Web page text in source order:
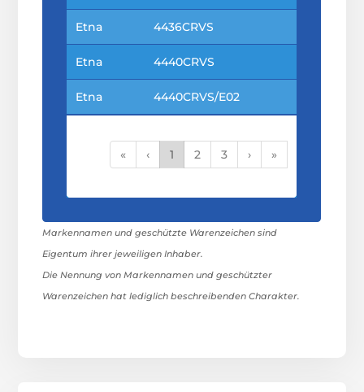
Etna 4436CRVS
Etna 4440CRVS
Etna 4440CRVS/E02
« ‹ 1 2 3 › »
Markennamen und geschützte Warenzeichen sind
Eigentum ihrer jeweiligen Inhaber.
Die Nennung von Markennamen und geschützter
Warenzeichen hat lediglich beschreibenden Charakter.